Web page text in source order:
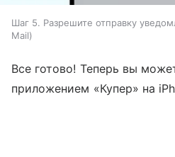
Шаг 5. Разрешите отправку
Mail
Все готово! Теперь вы
приложением «Купер» на